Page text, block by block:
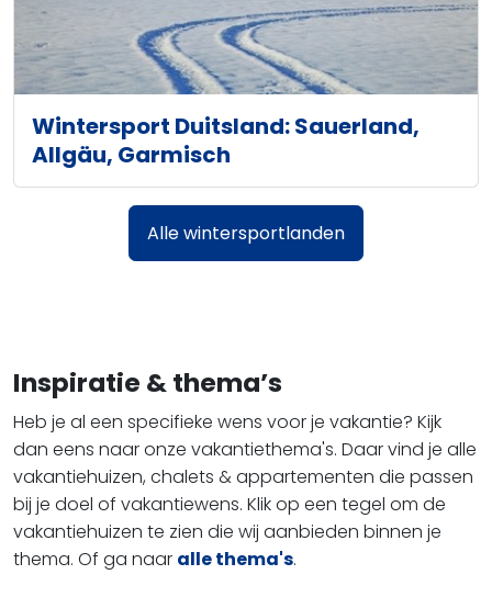
Wintersport Duitsland: Sauerland,
Allgäu, Garmisch
Alle wintersportlanden
Inspiratie & thema’s
Heb je al een specifieke wens voor je vakantie? Kijk
dan eens naar onze vakantiethema's. Daar vind je alle
vakantiehuizen, chalets & appartementen die passen
bij je doel of vakantiewens. Klik op een tegel om de
vakantiehuizen te zien die wij aanbieden binnen je
thema. Of ga naar alle thema's.